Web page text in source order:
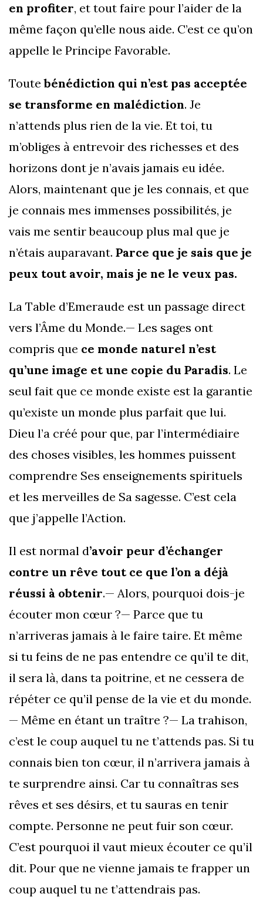
en profiter, et tout faire pour l’aider de la
même façon qu’elle nous aide. C’est ce qu’on
appelle le Principe Favorable.
Toutebénédiction qui n’est pas acceptée
se transforme en malédiction. Je
n’attends plus rien de la vie. Et toi, tu
m’obliges à entrevoir des richesses et des
horizons dont je n’avais jamais eu idée.
Alors, maintenant que je les connais, et que
je connais mes immenses possibilités, je
vais me sentir beaucoup plus mal que je
n’étais auparavant. Parce que je sais que je
peux tout avoir, mais je ne le veux pas.
La Table d’Emeraude est un passage direct
vers l’Âme du Monde.— Les sages ont
compris que ce monde naturel n’est
qu’une image et une copie du Paradis. Le
seul fait que ce monde existe est la garantie
qu’existe un monde plus parfait que lui.
Dieu l’a créé pour que, par l’intermédiaire
des choses visibles, les hommes puissent
comprendre Ses enseignements spirituels
et les merveilles de Sa sagesse. C’est cela
que j’appelle l’Action.
Il est normal d’avoir peur d’échanger
contre un rêve tout ce que l’on a déjà
réussi à obtenir.— Alors, pourquoi dois-je
écouter mon cœur ?— Parce que tu
n’arriveras jamais à le faire taire. Et même
si tu feins de ne pas entendre ce qu’il te dit,
il sera là, dans ta poitrine, et ne cessera de
répéter ce qu’il pense de la vie et du monde.
— Même en étant un traître ?— La trahison,
c’est le coup auquel tu ne t’attends pas. Si tu
connais bien ton cœur, il n’arrivera jamais à
te surprendre ainsi. Car tu connaîtras ses
rêves et ses désirs, et tu sauras en tenir
compte. Personne ne peut fuir son cœur.
C’est pourquoi il vaut mieux écouter ce qu’il
dit. Pour que ne vienne jamais te frapper un
coup auquel tu ne t’attendrais pas.